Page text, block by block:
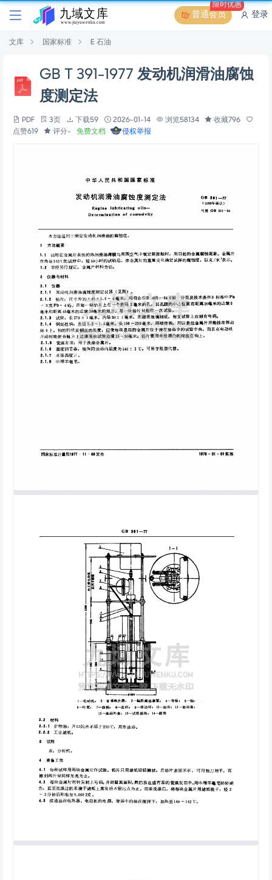
普通会员
限时优惠
登录
文库 国家标准 E 石油
GB T 391-1977 发动机润滑油腐蚀
度测定法
PDF 3页 下载59 2026-01-14 浏览58134
收藏796
点赞619
评分- 免费文档 侵权举报